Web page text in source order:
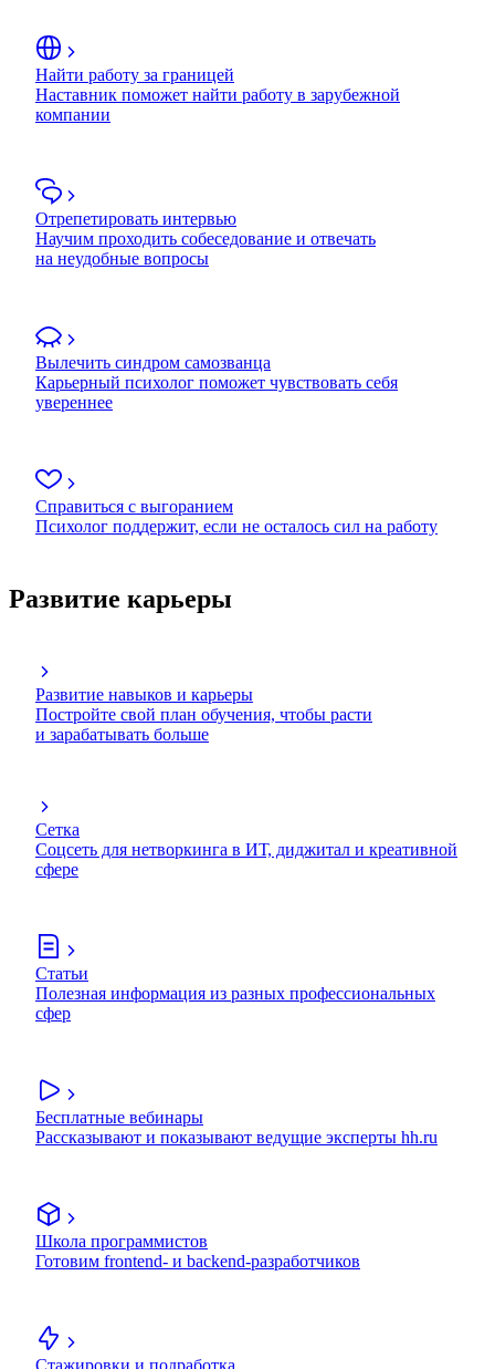
Найти работу за границей
Наставник поможет найти работу в зарубежной
компании
Отрепетировать интервью
Научим проходить собеседование и отвечать
на неудобные вопросы
Вылечить синдром самозванца
Карьерный психолог поможет чувствовать себя
увереннее
Справиться с выгоранием
Психолог поддержит, если не осталось сил на работу
Развитие карьеры
Развитие навыков и карьеры
Постройте свой план обучения, чтобы расти
и зарабатывать больше
Сетка
Соцсеть для нетворкинга в ИТ, диджитал и креативной
сфере
Статьи
Полезная информация из разных профессиональных
сфер
Бесплатные вебинары
Рассказывают и показывают ведущие эксперты hh.ru
Школа программистов
Готовим frontend- и backend-разработчиков